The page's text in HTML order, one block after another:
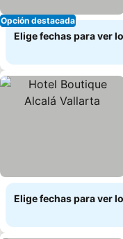
Opción destacada
Elige fechas para ver
Elige fechas para ver